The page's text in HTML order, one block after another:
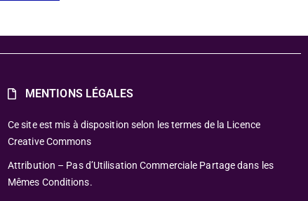
MENTIONS LÉGALES
Ce site est mis à disposition selon les termes de la Licence
Creative Commons
Attribution – Pas d’Utilisation Commerciale Partage dans les
Mêmes Conditions.